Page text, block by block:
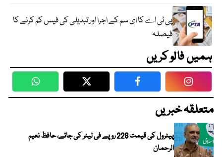
پی ٹی اے کا ای سم کے اجرا اور تبدیلی کی فیس کم کرنے کا
فیصلہ
ہمیں فالو کریں
WhatsApp Twitter Facebook
متعلقہ خبریں
پیٹرول کی قیمت 228 روپے فی لیٹر کی جائے، حافظ نعیم
الرحمان